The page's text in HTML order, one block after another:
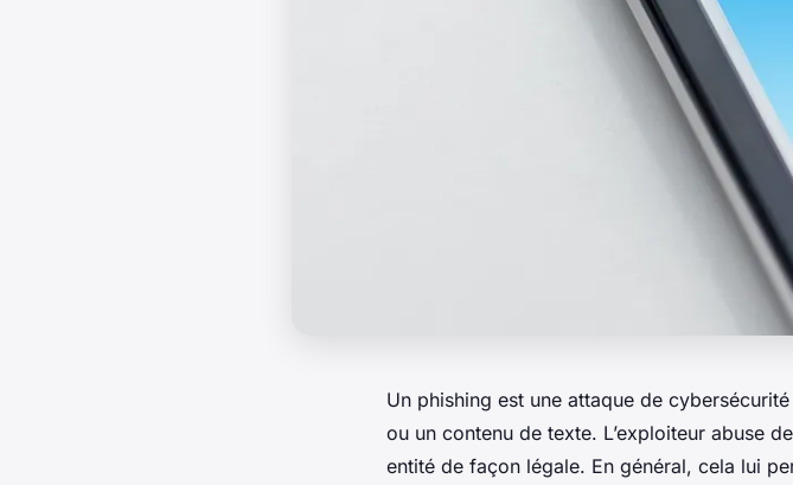
Un phishing est une attaque de
ou un contenu de texte. L’exploiteur abuse
entité de façon légale. En général, cela lui